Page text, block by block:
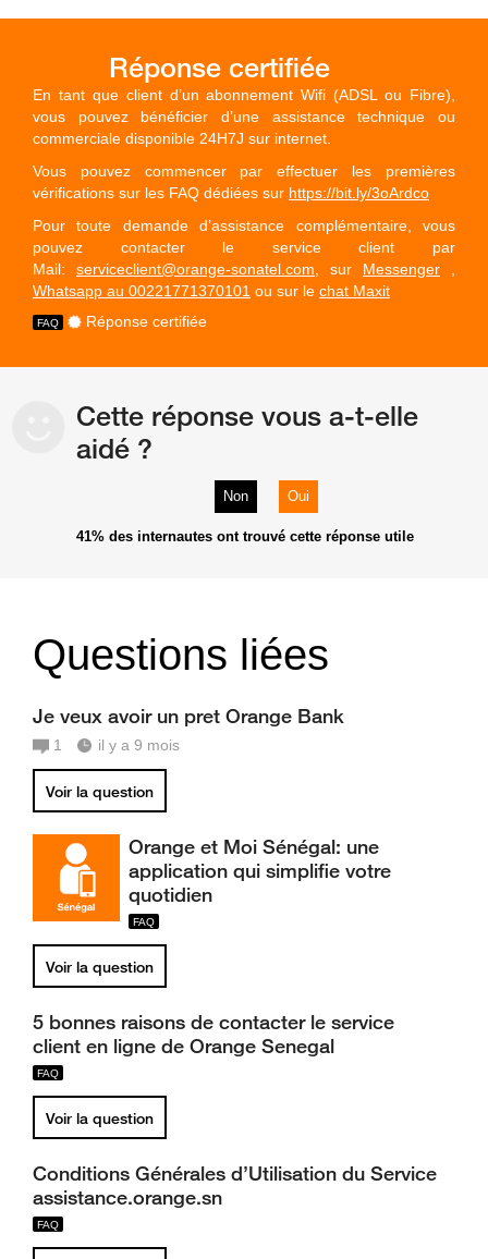
En tant que client d’un abonnement Wifi (ADSL ou Fibre),
vous pouvez bénéficier d’une assistance technique ou
commerciale disponible 24H7J sur internet.
Vous pouvez commencer par effectuer les premières
vérifications sur les FAQ dédiées sur https://bit.ly/3oArdco
Pour toute demande d’assistance complémentaire, vous
pouvez contacter le service client par
Mail: serviceclient@orange-sonatel.com , sur Messenger
Whatsapp au 00221771370101 ou sur le chat Maxit
Réponse certifiée
Cette réponse vous a-t-elle
aidé ?
Non Oui
41% des internautes ont trouvé cette réponse utile
Questions liées
Je veux avoir un pret Orange Bank
1 il y a 9 mois
Voir la question
Orange et Moi Sénégal: une
application qui simplifie votre
quotidien
Voir la question
5 bonnes raisons de contacter le service
client en ligne de Orange Senegal
Voir la question
Conditions Générales d’Utilisation du Service
assistance.orange.sn